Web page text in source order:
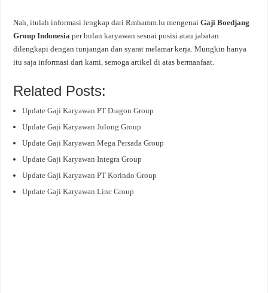
Nah, itulah informasi lengkap dari Rmhamm.lu mengenaiGaji Boedjang
Group Indonesiaper bulan karyawan sesuai posisi atau jabatan
dilengkapi dengan tunjangan dan syarat melamar kerja. Mungkin hanya
itu saja informasi dari kami, semoga artikel di atas bermanfaat.
Related Posts:
Update Gaji Karyawan PT Dragon Group
Update Gaji Karyawan Julong Group
Update Gaji Karyawan Mega Persada Group
Update Gaji Karyawan Integra Group
Update Gaji Karyawan PT Korindo Group
Update Gaji Karyawan Linc Group